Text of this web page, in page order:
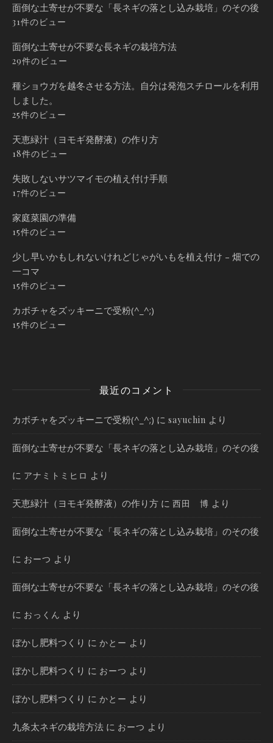
面倒な土寄せが不要な「長ネギの落とし込み栽培」のその後
31件のビュー
面倒な土寄せが不要な長ネギの栽培方法
29件のビュー
種ショウガを越冬させる方法。自分は発泡スチロールを利用
しました。
25件のビュー
天恵緑汁（ヨモギ発酵液）の作り方
18件のビュー
失敗しないサツマイモの植え付け手順
17件のビュー
家庭菜園の準備
15件のビュー
少し早いかもしれないけれどじゃがいもを植え付け – 畑での
一コマ
15件のビュー
カボチャをズッキーニで受粉(^_^;)
15件のビュー
最近のコメント
カボチャをズッキーニで受粉(^_^;) に sayuchin より
面倒な土寄せが不要な「長ネギの落とし込み栽培」のその後
に アナミトミヒロ より
天恵緑汁（ヨモギ発酵液）の作り方 に 西田 博 より
面倒な土寄せが不要な「長ネギの落とし込み栽培」のその後
に おーつ より
面倒な土寄せが不要な「長ネギの落とし込み栽培」のその後
に おっくん より
ぼかし肥料つくり に かとー より
ぼかし肥料つくり に おーつ より
ぼかし肥料つくり に かとー より
九条太ネギの栽培方法 に おーつ より